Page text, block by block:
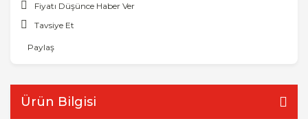
Fiyatı Düşünce Haber Ver
Tavsiye Et
Paylaş
Ürün Bilgisi